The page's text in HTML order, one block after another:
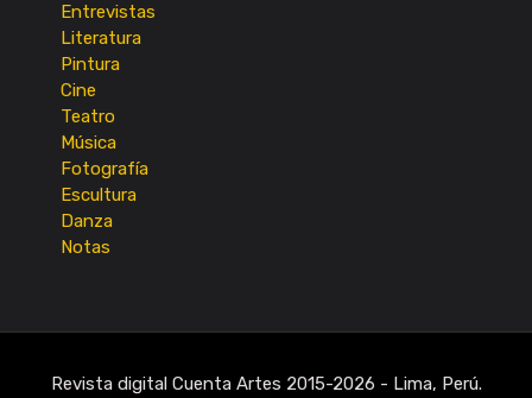
Entrevistas
Literatura
Pintura
Cine
Teatro
Música
Fotografía
Escultura
Danza
Notas
Revista digital Cuenta Artes 2015-2026 - Lima, Perú.